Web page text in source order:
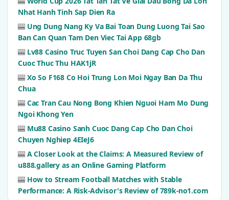
Nhat Hanh Tinh Sap Dien Ra
🎰 Ung Dung Nang Ky Va Bai Toan Dung Luong Tai Sao
Ban Can Quan Tam Den Viec Tai App 68gb
🎰 Lv88 Casino Truc Tuyen San Choi Dang Cap Cho Dan
Cuoc Thuc Thu HAK1jR
🎰 Xo So F168 Co Hoi Trung Lon Moi Ngay Ban Da Thu
Chua
🎰 Cac Tran Cau Nong Bong Khien Nguoi Ham Mo Dung
Ngoi Khong Yen
🎰 Mu88 Casino Sanh Cuoc Dang Cap Cho Dan Choi
Chuyen Nghiep 4EIeJ6
🎰 A Closer Look at the Claims: A Measured Review of
u888.gallery as an Online Gaming Platform
🎰 How to Stream Football Matches with Stable
Performance: A Risk-Advisor's Review of 789k-no1.com